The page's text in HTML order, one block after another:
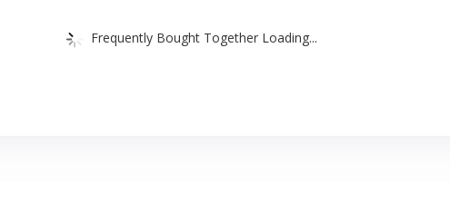
Frequently Bought Together Loading...